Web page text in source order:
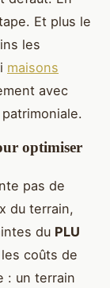
Et plus le
les
maisons
avec
optimiser
pas de
du terrain,
du PLU
coûts de
: un terrain